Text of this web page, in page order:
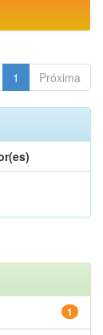
1 Próxima
1